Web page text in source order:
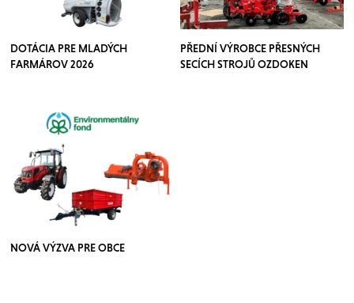
DOTÁCIA PRE MLADÝCH
FARMÁROV 2026
PŘEDNÍ VÝROBCE PŘESNÝCH
SECÍCH STROJŮ OZDOKEN
NOVÁ VÝZVA PRE OBCE